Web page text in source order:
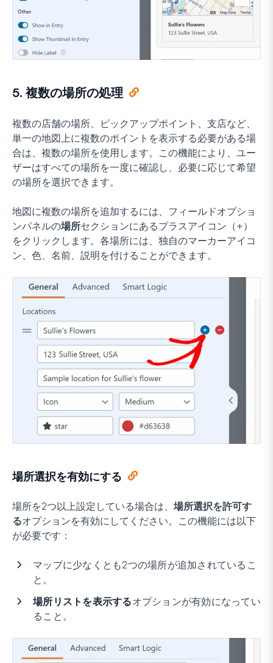
5. 複数の場所の処理
複数の店舗の場所、ピックアップポイント、支店など、
単一の地図上に複数のポイントを表示する必要がある場
合は、複数の場所を使用します。この機能により、ユー
ザーはすべての場所を一度に確認し、必要に応じて希望
の場所を選択できます。
地図に複数の場所を追加するには、フィールドオプショ
ンパネルの場所セクションにあるプラスアイコン（+）
をクリックします。各場所には、独自のマーカーアイコ
ン、色、名前、説明を付けることができます。
場所選択を有効にする
場所を2つ以上設定している場合は、 場所選択を許可す
るオプションを有効にしてください。この機能には以下
が必要です：
マップに少なくとも2つの場所が追加されているこ
と。
場所リストを表示するオプションが有効になってい
ること。